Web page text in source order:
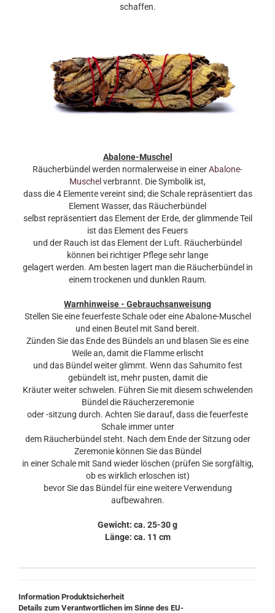
schaffen.
Abalone-Muschel
Räucherbündel werden normalerweise in einerAbalone-
Muschel verbrannt. Die Symbolik ist,
dass die 4 Elemente vereint sind; die Schale repräsentiert das
Element Wasser, das Räucherbündel
selbst repräsentiert das Element der Erde, der glimmende Teil
ist das Element des Feuers
und der Rauch ist das Element der Luft. Räucherbündel
können bei richtiger Pflege sehr lange
gelagert werden. Am besten lagert man die Räucherbündel in
einem trockenen und dunklen Raum.
Warnhinweise - Gebrauchsanweisung
Stellen Sie eine feuerfeste Schale oder eine Abalone-Muschel
und einen Beutel mit Sand bereit.
Zünden Sie das Ende des Bündels an und blasen Sie es eine
Weile an, damit die Flamme erlischt
und das Bündel weiter glimmt. Wenn das Sahumito fest
gebündelt ist, mehr pusten, damit die
Kräuter weiter schwelen. Führen Sie mit diesem schwelenden
Bündel die Räucherzeremonie
oder -sitzung durch. Achten Sie darauf, dass die feuerfeste
Schale immer unter
dem Räucherbündel steht. Nach dem Ende der Sitzung oder
Zeremonie können Sie das Bündel
in einer Schale mit Sand wieder löschen (prüfen Sie sorgfältig,
ob es wirklich erloschen ist)
bevor Sie das Bündel für eine weitere Verwendung
aufbewahren.
Gewicht: ca. 25-30 g
Länge: ca. 11 cm
Information Produktsicherheit
Details zum Verantwortlichen im Sinne des EU-